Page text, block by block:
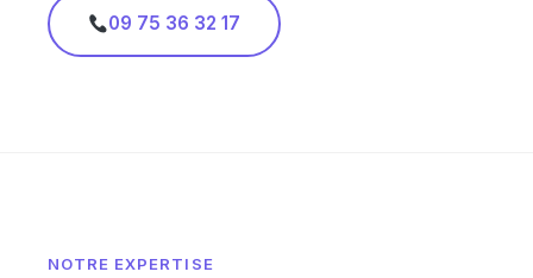
09 75 36 32 17
NOTRE EXPERTISE